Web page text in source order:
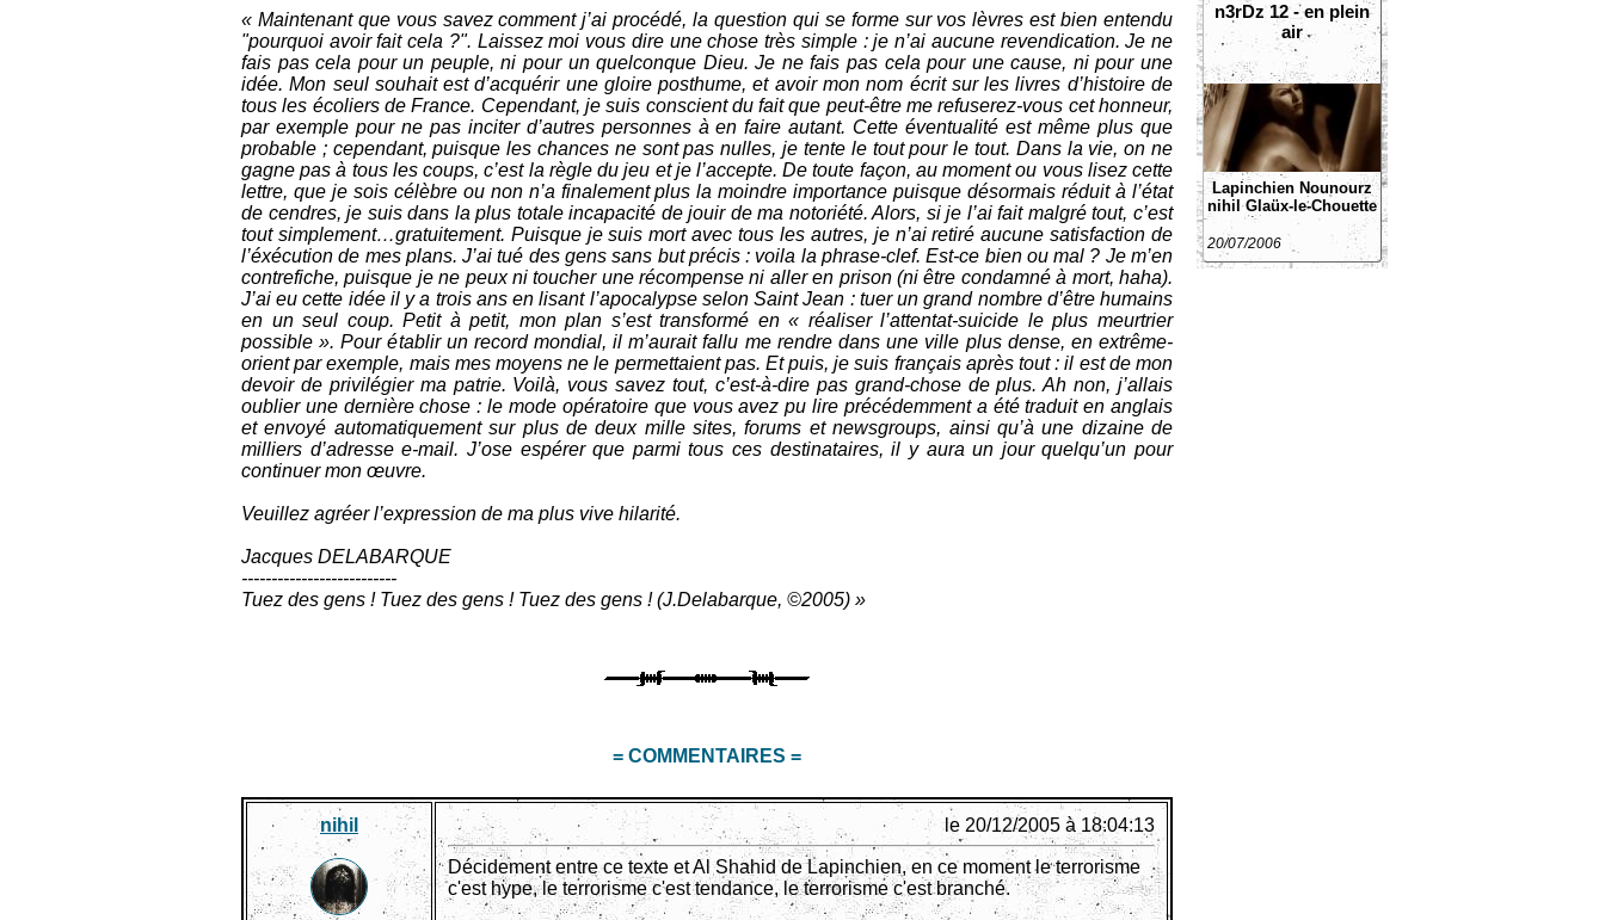
n3rDz 12 - en plein
air
Lapinchien Nounourz
nihil Glaüx-le-Chouette
20/07/2006
« Maintenant que vous savez comment j’ai procédé, la question qui se forme sur vos lèvres est bien entendu
"pourquoi avoir fait cela ?". Laissez moi vous dire une chose très simple : je n’ai aucune revendication. Je ne
fais pas cela pour un peuple, ni pour un quelconque Dieu. Je ne fais pas cela pour une cause, ni pour une
idée. Mon seul souhait est d’acquérir une gloire posthume, et avoir mon nom écrit sur les livres d’histoire de
tous les écoliers de France. Cependant, je suis conscient du fait que peut-être me refuserez-vous cet honneur,
par exemple pour ne pas inciter d’autres personnes à en faire autant. Cette éventualité est même plus que
probable ; cependant, puisque les chances ne sont pas nulles, je tente le tout pour le tout. Dans la vie, on ne
gagne pas à tous les coups, c’est la règle du jeu et je l’accepte. De toute façon, au moment ou vous lisez cette
lettre, que je sois célèbre ou non n’a finalement plus la moindre importance puisque désormais réduit à l’état
de cendres, je suis dans la plus totale incapacité de jouir de ma notoriété. Alors, si je l’ai fait malgré tout, c’est
tout simplement…gratuitement. Puisque je suis mort avec tous les autres, je n’ai retiré aucune satisfaction de
l’éxécution de mes plans. J’ai tué des gens sans but précis : voila la phrase-clef. Est-ce bien ou mal ? Je m’en
contrefiche, puisque je ne peux ni toucher une récompense ni aller en prison (ni être condamné à mort, haha).
J’ai eu cette idée il y a trois ans en lisant l’apocalypse selon Saint Jean : tuer un grand nombre d’être humains
en un seul coup. Petit à petit, mon plan s’est transformé en « réaliser l’attentat-suicide le plus meurtrier
possible ». Pour établir un record mondial, il m’aurait fallu me rendre dans une ville plus dense, en extrême-
orient par exemple, mais mes moyens ne le permettaient pas. Et puis, je suis français après tout : il est de mon
devoir de privilégier ma patrie. Voilà, vous savez tout, c’est-à-dire pas grand-chose de plus. Ah non, j’allais
oublier une dernière chose : le mode opératoire que vous avez pu lire précédemment a été traduit en anglais
et envoyé automatiquement sur plus de deux mille sites, forums et newsgroups, ainsi qu’à une dizaine de
milliers d’adresse e-mail. J’ose espérer que parmi tous ces destinataires, il y aura un jour quelqu’un pour
continuer mon œuvre.
Veuillez agréer l’expression de ma plus vive hilarité.
Jacques DELABARQUE
--------------------------
Tuez des gens ! Tuez des gens ! Tuez des gens ! (J.Delabarque, ©2005) »
= COMMENTAIRES =
nihil le 20/12/2005 à 18:04:13
Décidement entre ce texte et Al Shahid de Lapinchien, en ce moment le terrorisme
c'est hype, le terrorisme c'est tendance, le terrorisme c'est branché.